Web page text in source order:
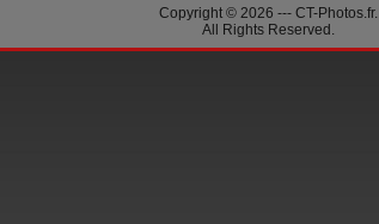
Copyright © 2026 --- CT-Photos.fr.
All Rights Reserved.